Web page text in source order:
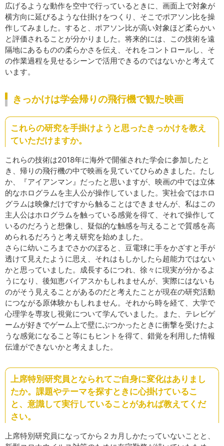
広げるような動作を空中で行っているときに、画面上で対象が
横方向に延びるような仕掛けをつくり、そこでポアソン比を操
作してみました。すると、ポアソン比が高い対象ほど柔らかい
と評価されることが分かりました。将来的には、この技術を遠
隔地にあるものの柔らかさを伝え、それをコントロールし、そ
の作業過程を見せるシーンで活用できるのではないかと考えて
います。
きっかけは学会帰りの飛行機で観た映画
これらの研究を手掛けようと思ったきっかけを教え
ていただけますか。
これらの技術は2018年に海外で開催された学会に参加したと
き、帰りの飛行機の中で映画を見ていてひらめきました。たし
か、『アイアンマン』だったと思いますが、映画の中では立体
的なホログラムを主人公が操作していました。実社会ではホロ
グラムは映像だけですから触ることはできませんが、私はこの
主人公はホログラムを触っている感覚を得て、それで操作して
いるのだろうと想像し、疑似的な触感を与えることで質感を高
められるだろうと考え研究を始めました。
さらに幼いころまでさかのぼると、豆電球に手をかざすと手が
透けて見えたように思え、それはもしかしたら超能力ではない
かと思っていました。成長するにつれ、徐々に現実が分かるよ
うになり、後知恵バイアスかもしれませんが、実際にはないも
のがそう見えることがあるのだと考えたことが現在の研究活動
につながる原体験かもしれません。それから時を経て、大学で
心理学を専攻し視覚について学んでいました。また、テレビゲ
ームが好きでゲーム上で壁にぶつかったときに衝撃を受けたよ
うな感覚になること等にもヒントを得て、錯覚を利用した情報
伝達ができないかと考えました。
上席特別研究員となられてご自身に変化はありまし
たか。課題やテーマを探すときに心掛けているこ
と、意識して実行していることがあれば教えてくだ
さい。
上席特別研究員になってから２カ月しかたっていないことと、